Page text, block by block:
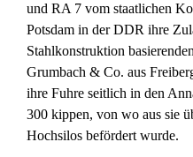
und RA 7 vom staatlichen
Potsdam in der DDR ihre
Stahlkonstruktion
Grumbach & Co. aus
ihre Fuhre seitlich in den
300 kippen, von wo aus sie
Hochsilos befördert wurde.